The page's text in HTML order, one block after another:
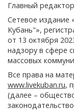
Главный
Сетевое издание
Кубань"»,
от 13 октября
надзору в сфере
массовых
Все права на
www.livekuban.ru,
(далее –